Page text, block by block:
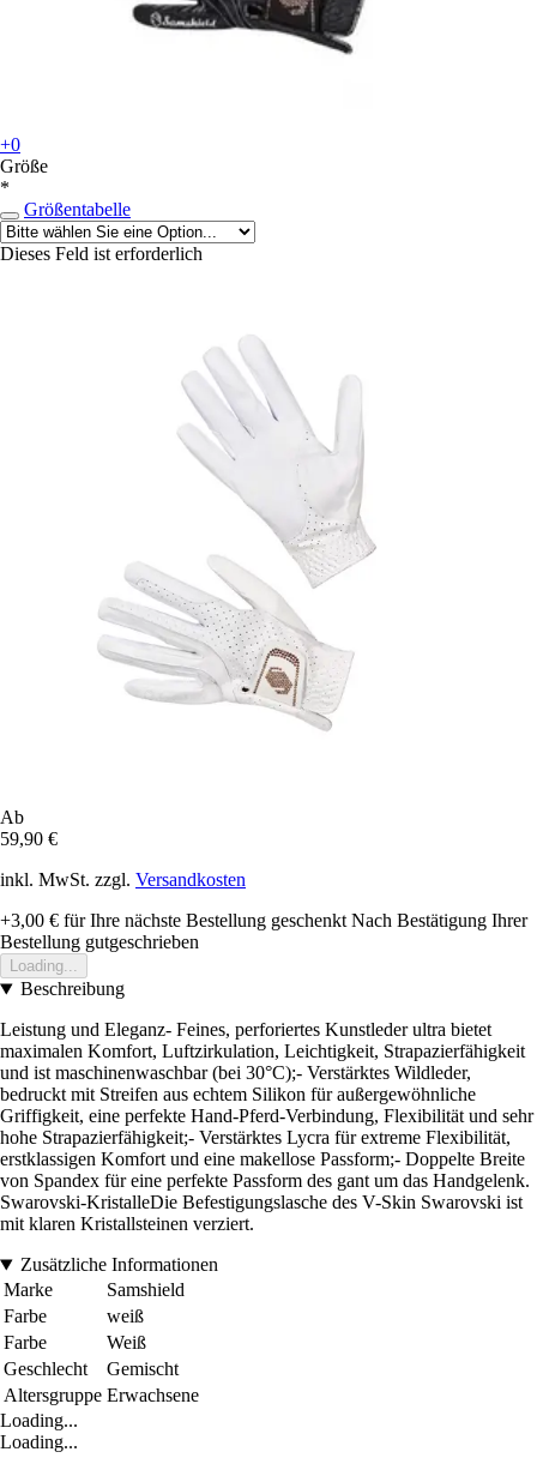
+0
Größe
*
Größentabelle
Dieses Feld ist erforderlich
Ab
59,90 €
inkl. MwSt. zzgl. Versandkosten
+3,00 € für Ihre nächste Bestellung geschenkt Nach Bestätigung Ihrer
Bestellung gutgeschrieben
Loading...
Beschreibung
Leistung und Eleganz- Feines, perforiertes Kunstleder ultra bietet
maximalen Komfort, Luftzirkulation, Leichtigkeit, Strapazierfähigkeit
und ist maschinenwaschbar (bei 30°C);- Verstärktes Wildleder,
bedruckt mit Streifen aus echtem Silikon für außergewöhnliche
Griffigkeit, eine perfekte Hand-Pferd-Verbindung, Flexibilität und sehr
hohe Strapazierfähigkeit;- Verstärktes Lycra für extreme Flexibilität,
erstklassigen Komfort und eine makellose Passform;- Doppelte Breite
von Spandex für eine perfekte Passform des gant um das Handgelenk.
Swarovski-KristalleDie Befestigungslasche des V-Skin Swarovski ist
mit klaren Kristallsteinen verziert.
Zusätzliche Informationen
Marke
Samshield
Farbe
weiß
Farbe
Weiß
Geschlecht
Gemischt
Altersgruppe Erwachsene
Loading...
Loading...